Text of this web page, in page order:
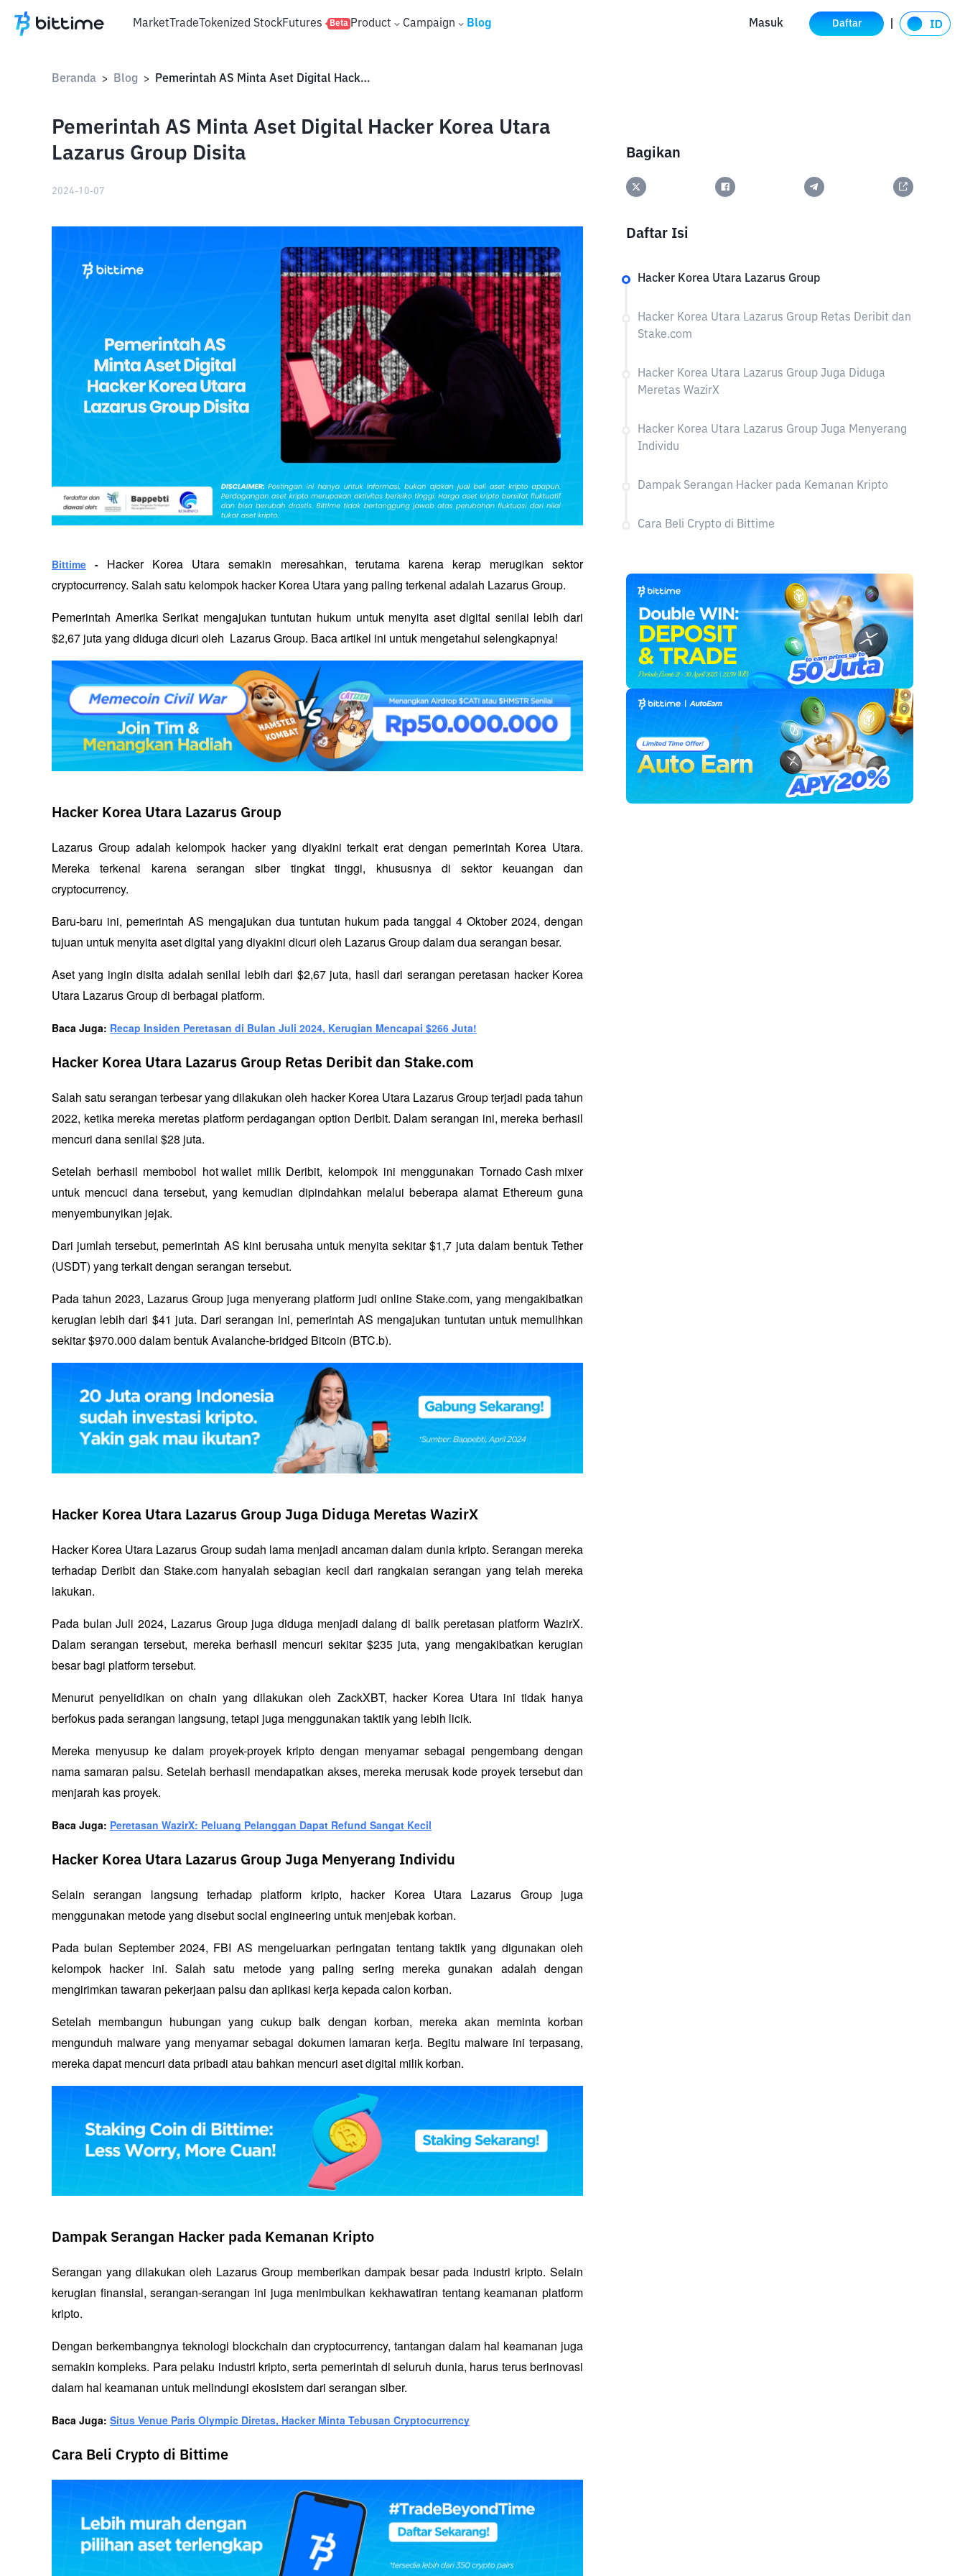
MarketTradeTokenized StockFutures Beta Product Campaign Blog Masuk Daftar
Beranda > Blog > Pemerintah AS Minta Aset Digital Hacker Korea Utara Lazarus Group Disita
Pemerintah AS Minta Aset Digital Hacker Korea Utara
Lazarus Group Disita
2024-10-07
Bittime - Hacker Korea Utara semakin meresahkan, terutama karena kerap merugikan sektor
cryptocurrency. Salah satu kelompok hacker Korea Utara yang paling terkenal adalah Lazarus Group.
Pemerintah Amerika Serikat mengajukan tuntutan hukum untuk menyita aset digital senilai lebih dari
$2,67 juta yang diduga dicuri oleh  Lazarus Group. Baca artikel ini untuk mengetahui selengkapnya!
Hacker Korea Utara Lazarus Group
Lazarus Group adalah kelompok hacker yang diyakini terkait erat dengan pemerintah Korea Utara.
Mereka terkenal karena serangan siber tingkat tinggi, khususnya di sektor keuangan dan
cryptocurrency.
Baru-baru ini, pemerintah AS mengajukan dua tuntutan hukum pada tanggal 4 Oktober 2024, dengan
tujuan untuk menyita aset digital yang diyakini dicuri oleh Lazarus Group dalam dua serangan besar.
Aset yang ingin disita adalah senilai lebih dari $2,67 juta, hasil dari serangan peretasan hacker Korea
Utara Lazarus Group di berbagai platform.
Baca Juga: Recap Insiden Peretasan di Bulan Juli 2024, Kerugian Mencapai $266 Juta!
Hacker Korea Utara Lazarus Group Retas Deribit dan Stake.com
Salah satu serangan terbesar yang dilakukan oleh hacker Korea Utara Lazarus Group terjadi pada tahun
2022, ketika mereka meretas platform perdagangan option Deribit. Dalam serangan ini, mereka berhasil
mencuri dana senilai $28 juta.
Setelah berhasil membobol hot wallet milik Deribit, kelompok ini menggunakan Tornado Cash mixer
untuk mencuci dana tersebut, yang kemudian dipindahkan melalui beberapa alamat Ethereum guna
menyembunyikan jejak.
Dari jumlah tersebut, pemerintah AS kini berusaha untuk menyita sekitar $1,7 juta dalam bentuk Tether
(USDT) yang terkait dengan serangan tersebut.
Pada tahun 2023, Lazarus Group juga menyerang platform judi online Stake.com, yang mengakibatkan
kerugian lebih dari $41 juta. Dari serangan ini, pemerintah AS mengajukan tuntutan untuk memulihkan
sekitar $970.000 dalam bentuk Avalanche-bridged Bitcoin (BTC.b).
Hacker Korea Utara Lazarus Group Juga Diduga Meretas WazirX
Hacker Korea Utara Lazarus Group sudah lama menjadi ancaman dalam dunia kripto. Serangan mereka
terhadap Deribit dan Stake.com hanyalah sebagian kecil dari rangkaian serangan yang telah mereka
lakukan.
Pada bulan Juli 2024, Lazarus Group juga diduga menjadi dalang di balik peretasan platform WazirX.
Dalam serangan tersebut, mereka berhasil mencuri sekitar $235 juta, yang mengakibatkan kerugian
besar bagi platform tersebut.
Menurut penyelidikan on chain yang dilakukan oleh ZackXBT, hacker Korea Utara ini tidak hanya
berfokus pada serangan langsung, tetapi juga menggunakan taktik yang lebih licik.
Mereka menyusup ke dalam proyek-proyek kripto dengan menyamar sebagai pengembang dengan
nama samaran palsu. Setelah berhasil mendapatkan akses, mereka merusak kode proyek tersebut dan
menjarah kas proyek.
Baca Juga: Peretasan WazirX: Peluang Pelanggan Dapat Refund Sangat Kecil
Hacker Korea Utara Lazarus Group Juga Menyerang Individu
Selain serangan langsung terhadap platform kripto, hacker Korea Utara Lazarus Group juga
menggunakan metode yang disebut social engineering untuk menjebak korban.
Pada bulan September 2024, FBI AS mengeluarkan peringatan tentang taktik yang digunakan oleh
kelompok hacker ini. Salah satu metode yang paling sering mereka gunakan adalah dengan
mengirimkan tawaran pekerjaan palsu dan aplikasi kerja kepada calon korban.
Setelah membangun hubungan yang cukup baik dengan korban, mereka akan meminta korban
mengunduh malware yang menyamar sebagai dokumen lamaran kerja. Begitu malware ini terpasang,
mereka dapat mencuri data pribadi atau bahkan mencuri aset digital milik korban.
Dampak Serangan Hacker pada Kemanan Kripto
Serangan yang dilakukan oleh Lazarus Group memberikan dampak besar pada industri kripto. Selain
kerugian finansial, serangan-serangan ini juga menimbulkan kekhawatiran tentang keamanan platform
kripto.
Dengan berkembangnya teknologi blockchain dan cryptocurrency, tantangan dalam hal keamanan juga
semakin kompleks. Para pelaku industri kripto, serta pemerintah di seluruh dunia, harus terus berinovasi
dalam hal keamanan untuk melindungi ekosistem dari serangan siber.
Baca Juga: Situs Venue Paris Olympic Diretas, Hacker Minta Tebusan Cryptocurrency
Cara Beli Crypto di Bittime
Bagikan
Daftar Isi
Hacker Korea Utara Lazarus Group
Hacker Korea Utara Lazarus Group Retas Deribit dan
Stake.com
Hacker Korea Utara Lazarus Group Juga Diduga
Meretas WazirX
Hacker Korea Utara Lazarus Group Juga Menyerang
Individu
Dampak Serangan Hacker pada Kemanan Kripto
Cara Beli Crypto di Bittime